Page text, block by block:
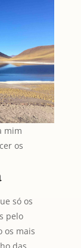
mim
os
só os
pelo
os mais
das